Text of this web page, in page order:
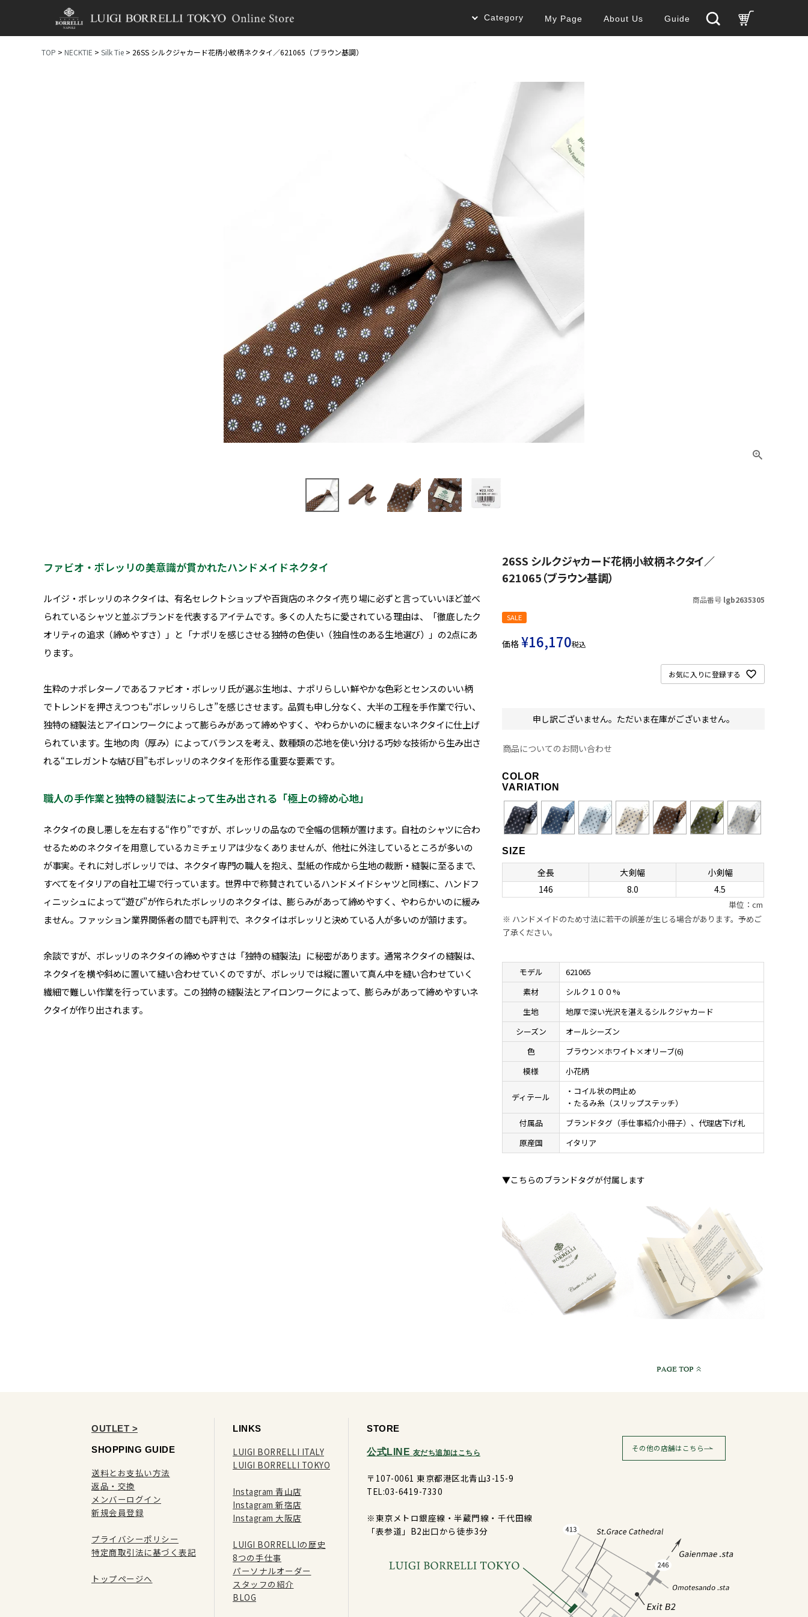
Category My Page About Us Guide
TOP NECKTIE Silk Tie 26SS シルクジャカード花柄小紋柄ネクタイ／621065（ブラウン基調）
ファビオ・ボレッリの美意識が貫かれたハンドメイドネクタイ
ルイジ・ボレッリのネクタイは、有名セレクトショップや百貨店のネクタイ売り場に必ずと言っていいほど並べ
られているシャツと並ぶブランドを代表するアイテムです。多くの人たちに愛されている理由は、「徹底したク
オリティの追求（締めやすさ）」と「ナポリを感じさせる独特の色使い（独自性のある生地選び）」の2点にあ
ります。
生粋のナポレターノであるファビオ・ボレッリ氏が選ぶ生地は、ナポリらしい鮮やかな色彩とセンスのいい柄
でトレンドを押さえつつも“ボレッリらしさ”を感じさせます。品質も申し分なく、大半の工程を手作業で行い、
独特の縫製法とアイロンワークによって膨らみがあって締めやすく、やわらかいのに緩まないネクタイに仕上げ
られています。生地の肉（厚み）によってバランスを考え、数種類の芯地を使い分ける巧妙な技術から生み出さ
れる“エレガントな結び目”もボレッリのネクタイを形作る重要な要素です。
職人の手作業と独特の縫製法によって生み出される「極上の締め心地」
ネクタイの良し悪しを左右する“作り”ですが、ボレッリの品なので全幅の信頼が置けます。自社のシャツに合わ
せるためのネクタイを用意しているカミチェリアは少なくありませんが、他社に外注しているところが多いの
が事実。それに対しボレッリでは、ネクタイ専門の職人を抱え、型紙の作成から生地の裁断・縫製に至るまで、
すべてをイタリアの自社工場で行っています。世界中で称賛されているハンドメイドシャツと同様に、ハンドフ
ィニッシュによって“遊び”が作られたボレッリのネクタイは、膨らみがあって締めやすく、やわらかいのに緩み
ません。ファッション業界関係者の間でも評判で、ネクタイはボレッリと決めている人が多いのが頷けます。
余談ですが、ボレッリのネクタイの締めやすさは「独特の縫製法」に秘密があります。通常ネクタイの縫製は、
ネクタイを横や斜めに置いて縫い合わせていくのですが、ボレッリでは縦に置いて真ん中を縫い合わせていく
繊細で難しい作業を行っています。この独特の縫製法とアイロンワークによって、膨らみがあって締めやすいネ
クタイが作り出されます。
26SS シルクジャカード花柄小紋柄ネクタイ／
621065（ブラウン基調）
商品番号 lgb2635305
SALE
価格 ¥16,170税込
お気に入りに登録する
申し訳ございません。ただいま在庫がございません。
商品についてのお問い合わせ
COLOR
VARIATION
SIZE
全長 大剣幅
小剣幅
146
8.0 4.5
単位：cm
※ ハンドメイドのため寸法に若干の誤差が生じる場合があります。予めご
了承ください。
モデル
621065
素材
シルク１００%
生地
地厚で深い光沢を湛えるシルクジャカード
シーズン
オールシーズン
色
ブラウン×ホワイト×オリーブ(6)
模様
小花柄
ディテール
・コイル状の閂止め
・たるみ糸（スリップステッチ）
付属品
ブランドタグ（手仕事紹介小冊子）、代理店下げ札
原産国
イタリア
▼こちらのブランドタグが付属します
OUTLET >
SHOPPING GUIDE
送料とお支払い方法
返品・交換
メンバーログイン
新規会員登録
プライバシーポリシー
特定商取引法に基づく表記
トップページへ
LINKS
LUIGI BORRELLI ITALY
LUIGI BORRELLI TOKYO
Instagram 青山店
Instagram 新宿店
Instagram 大阪店
LUIGI BORRELLIの歴史
8つの手仕事
パーソナルオーダー
スタッフの紹介
BLOG
STORE
公式LINE 友だち追加はこちら
〒107-0061 東京都港区北青山3-15-9
TEL:03-6419-7330
※東京メトロ銀座線・半蔵門線・千代田線
「表参道」B2出口から徒歩3分
その他の店舗はこちら